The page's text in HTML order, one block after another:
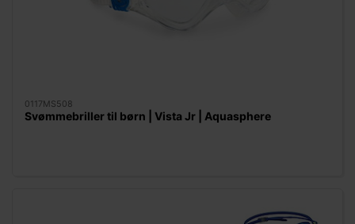
0117MS508
Svømmebriller til børn | Vista Jr | Aquasphere